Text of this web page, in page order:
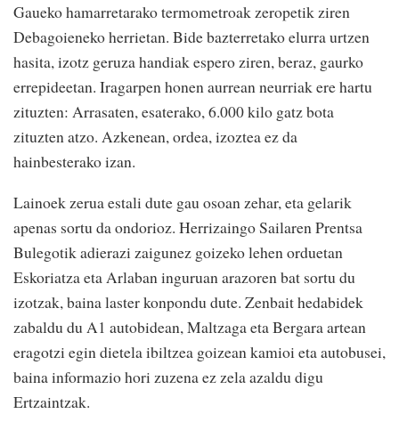
Gaueko hamarretarako termometroak zeropetik ziren
Debagoieneko herrietan. Bide bazterretako elurra urtzen
hasita, izotz geruza handiak espero ziren, beraz, gaurko
errepideetan. Iragarpen honen aurrean neurriak ere hartu
zituzten: Arrasaten, esaterako, 6.000 kilo gatz bota
zituzten atzo. Azkenean, ordea, izoztea ez da
hainbesterako izan.
Lainoek zerua estali dute gau osoan zehar, eta gelarik
apenas sortu da ondorioz. Herrizaingo Sailaren Prentsa
Bulegotik adierazi zaigunez goizeko lehen orduetan
Eskoriatza eta Arlaban inguruan arazoren bat sortu du
izotzak, baina laster konpondu dute. Zenbait hedabidek
zabaldu du A1 autobidean, Maltzaga eta Bergara artean
eragotzi egin dietela ibiltzea goizean kamioi eta autobusei,
baina informazio hori zuzena ez zela azaldu digu
Ertzaintzak.